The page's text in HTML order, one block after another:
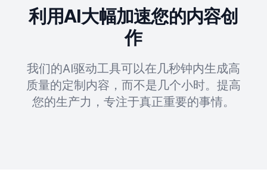
利用AI大幅加速您的内容创
作
我们的AI驱动工具可以在几秒钟内生成高
质量的定制内容，而不是几个小时。提高
您的生产力，专注于真正重要的事情。